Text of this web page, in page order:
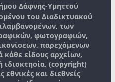
Δάφνης-Υμηττού
του Διαδικτυακού
των
φωτογραφιών,
παρεχόμενων
κάθε είδους αρχείων,
(copyright)
εθνικές και διεθνείς